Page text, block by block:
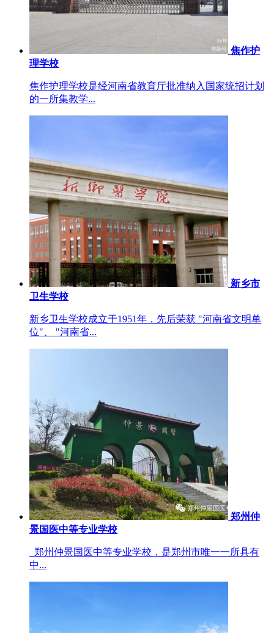
焦作护
理学校
焦作护理学校是经河南省教育厅批准纳入国家统招计划
的一所集教学...
新乡市
卫生学校
新乡卫生学校成立于1951年，先后荣获 "河南省文明单
位"、 "河南省...
郑州仲
景国医中等专业学校
郑州仲景国医中等专业学校，是郑州市唯一一所具有
中...